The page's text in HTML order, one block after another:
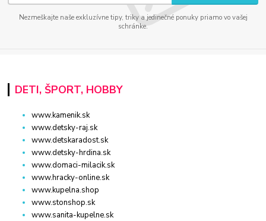
Nezmeškajte naše exkluzívne tipy, triky a jedinečné ponuky priamo vo vašej
schránke.
DETI, ŠPORT, HOBBY
www.kamenik.sk
www.detsky-raj.sk
www.detskaradost.sk
www.detsky-hrdina.sk
www.domaci-milacik.sk
www.hracky-online.sk
www.kupelna.shop
www.stonshop.sk
www.sanita-kupelne.sk